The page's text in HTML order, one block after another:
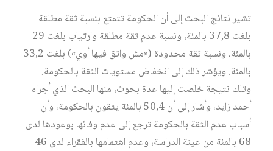
تشير نتائج البحث إلى أن الحكومة تتمتع بنسبة ثقة مطلقة
بلغت 37,8 بالمئة، ونسبة عدم ثقة مطلقة وارتياب بلغت 29
بالمئة، ونسبة ثقة محدودة («مش واثق فيها أوي») بلغت 33,2
بالمئة. ويؤشر ذلك إلى انخفاض مستويات الثقة بالحكومة.
وتلك نتيجة خلصت إليها عدة بحوث، منها البحث الذي أجراه
أحمد زايد، وأشار إلى أن 50,4 بالمئة يثقون بالحكومة، وأن
أسباب عدم الثقة بالحكومة ترجع إلى عدم وفائها بوعودها لدى
68 بالمئة من عينة الدراسة، وعدم اهتمامها بالفقراء لدى 46